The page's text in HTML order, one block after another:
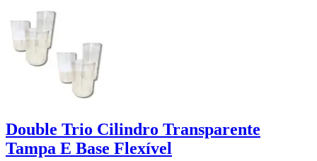
Double Trio Cilindro Transparente
Tampa E Base Flexível